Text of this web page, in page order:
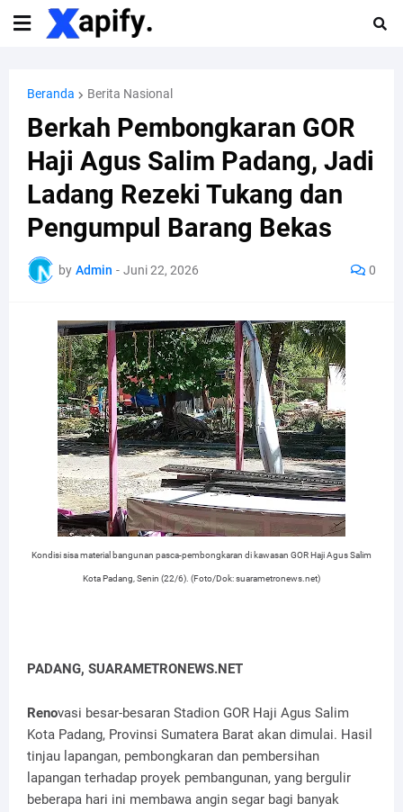
Beranda Berita Nasional
Berkah Pembongkaran GOR
Haji Agus Salim Padang, Jadi
Ladang Rezeki Tukang dan
Pengumpul Barang Bekas
by Admin - Juni 22, 2026 0
Kondisi sisa material bangunan pasca-pembongkaran di kawasan GOR Haji Agus Salim
Kota Padang, Senin (22/6). (Foto/Dok: suarametronews.net)
PADANG, SUARAMETRONEWS.NET
Renovasi besar-besaran Stadion GOR Haji Agus Salim
Kota Padang, Provinsi Sumatera Barat akan dimulai. Hasil
tinjau lapangan, pembongkaran dan pembersihan
lapangan terhadap proyek pembangunan, yang bergulir
beberapa hari ini membawa angin segar bagi banyak